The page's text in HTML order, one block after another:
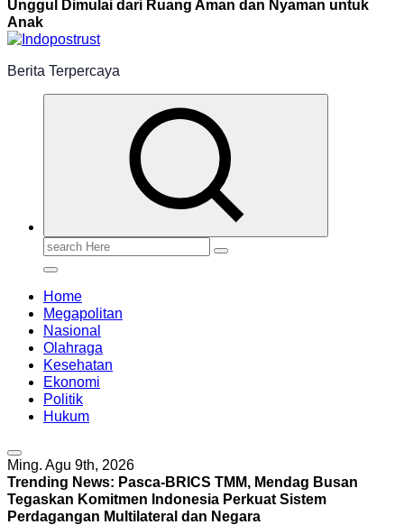
Unggul Dimulai dari Ruang Aman dan Nyaman untuk
Anak
Berita Terpercaya
Search
Home
Megapolitan
Nasional
Olahraga
Kesehatan
Ekonomi
Politik
Hukum
Ming. Agu 9th, 2026
Trending News: Pasca-BRICS TMM, Mendag Busan
Tegaskan Komitmen Indonesia Perkuat Sistem
Perdagangan Multilateral dan Negara